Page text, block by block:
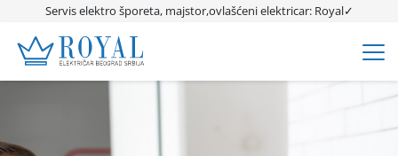
Servis elektro šporeta, majstor,ovlašćeni elektricar: Royal✓